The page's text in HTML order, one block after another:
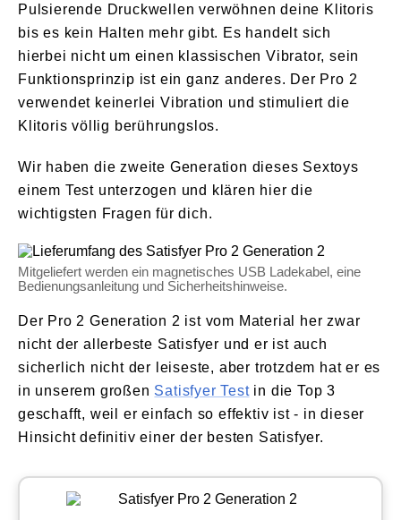
Pulsierende Druckwellen verwöhnen deine Klitoris
bis es kein Halten mehr gibt. Es handelt sich
hierbei nicht um einen klassischen Vibrator, sein
Funktionsprinzip ist ein ganz anderes. Der Pro 2
verwendet keinerlei Vibration und stimuliert die
Klitoris völlig berührungslos.
Wir haben die zweite Generation dieses Sextoys
einem Test unterzogen und klären hier die
wichtigsten Fragen für dich.
Mitgeliefert werden ein magnetisches USB Ladekabel, eine
Bedienungsanleitung und Sicherheitshinweise.
Der Pro 2 Generation 2 ist vom Material her zwar
nicht der allerbeste Satisfyer und er ist auch
sicherlich nicht der leiseste, aber trotzdem hat er es
in unserem großen Satisfyer Testin die Top 3
geschafft, weil er einfach so effektiv ist - in dieser
Hinsicht definitiv einer der besten Satisfyer.